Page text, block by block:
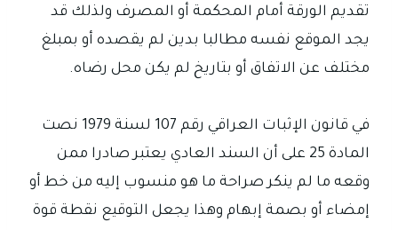
تقديم الورقة أمام المحكمة أو المصرف ولذلك قد
يجد الموقع نفسه مطالبا بدين لم يقصده أو بمبلغ
مختلف عن الاتفاق أو بتاريخ لم يكن محل رضاه.
في قانون الإثبات العراقي رقم 107 لسنة 1979 نصت
المادة 25 على أن السند العادي يعتبر صادرا ممن
وقعه ما لم ينكر صراحة ما هو منسوب إليه من خط أو
إمضاء أو بصمة إبهام وهذا يجعل التوقيع نقطة قوة